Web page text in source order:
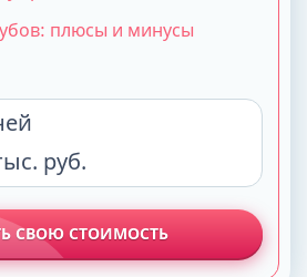
плюсы и минусы
руб.
СВОЮ СТОИМОСТЬ